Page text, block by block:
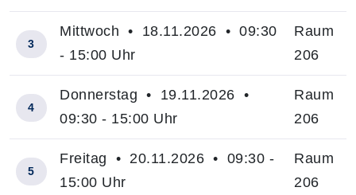
3
Mittwoch • 18.11.2026 • 09:30
- 15:00 Uhr
Raum
206
4
Donnerstag • 19.11.2026 •
09:30 - 15:00 Uhr
Raum
206
5
Freitag • 20.11.2026 • 09:30 -
15:00 Uhr
Raum
206